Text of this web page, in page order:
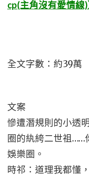
cp(主角沒有愛情線)
全文字數：約39萬
文案
慘遭潛規則的小透
圈的紈絝二世祖……
娛樂圈。
時祁：道理我都懂